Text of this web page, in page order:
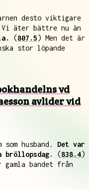
desto viktigare
äter bättre nu än
(807.5) Men det är
stor löpande
vd
avlider vid
husband. Det var
bröllopsdag.
(838.4)
bandet från